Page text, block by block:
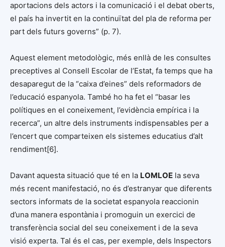
aportacions dels actors i la comunicació i el debat oberts,
el país ha invertit en la continuïtat del pla de reforma per
part dels futurs governs” (p. 7).
Aquest element metodològic, més enllà de les consultes
preceptives al Consell Escolar de l’Estat, fa temps que ha
desaparegut de la “caixa d’eines” dels reformadors de
l’educació espanyola. També ho ha fet el “basar les
polítiques en el coneixement, l’evidència empírica i la
recerca”, un altre dels instruments indispensables per a
l’encert que comparteixen els sistemes educatius d’alt
rendiment[6].
Davant aquesta situació que té en la LOMLOE la seva
més recent manifestació, no és d’estranyar que diferents
sectors informats de la societat espanyola reaccionin
d’una manera espontània i promoguin un exercici de
transferència social del seu coneixement i de la seva
visió experta. Tal és el cas, per exemple, dels Inspectors